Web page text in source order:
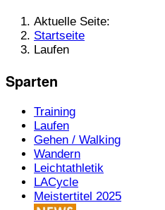
Aktuelle Seite:
Startseite
Laufen
Sparten
Training
Laufen
Gehen / Walking
Wandern
Leichtathletik
LACycle
Meistertitel 2025